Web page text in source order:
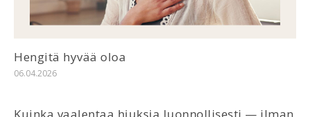
Hengitä hyvää oloa
06.04.2026